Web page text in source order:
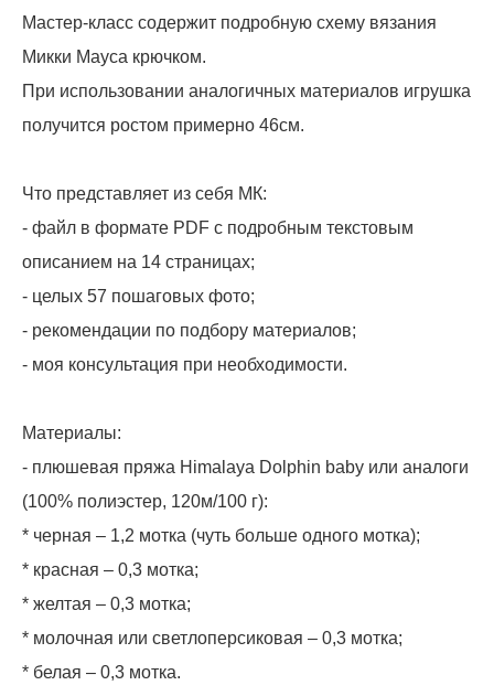
Мастер-класс содержит подробную схему вязания
Микки Мауса крючком.
При использовании аналогичных материалов игрушка
получится ростом примерно 46см.
Что представляет из себя МК:
- файл в формате PDF с подробным текстовым
описанием на 14 страницах;
- целых 57 пошаговых фото;
- рекомендации по подбору материалов;
- моя консультация при необходимости.
Материалы:
- плюшевая пряжа Himalaya Dolphin baby или аналоги
(100% полиэстер, 120м/100 г):
* черная – 1,2 мотка (чуть больше одного мотка);
* красная – 0,3 мотка;
* желтая – 0,3 мотка;
* молочная или светлоперсиковая – 0,3 мотка;
* белая – 0,3 мотка.